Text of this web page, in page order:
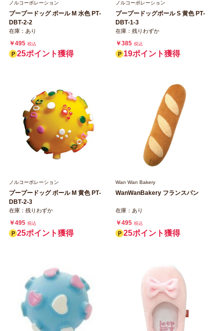
ノルコーポレーション
プープードッグ ボール M 水色 PT‐
DBT‐2‐2
在庫：あり
￥495 税込
25ポイント獲得
ノルコーポレーション
プープードッグボール S 黄色 PT‐
DBT‐1‐3
在庫：残りわずか
￥385 税込
19ポイント獲得
ノルコーポレーション
プープードッグ ボール M 黄色 PT‐
DBT‐2‐3
在庫：残りわずか
￥495 税込
25ポイント獲得
Wan Wan Bakery
WanWanBakery フランスパン
在庫：あり
￥495 税込
25ポイント獲得